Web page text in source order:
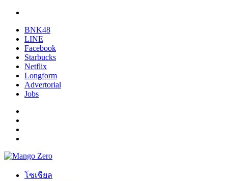
BNK48
LINE
Facebook
Starbucks
Netflix
Longform
Advertorial
Jobs
โซเชียล